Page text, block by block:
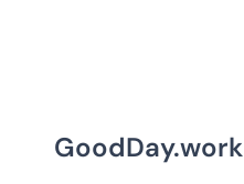
GoodDay.work